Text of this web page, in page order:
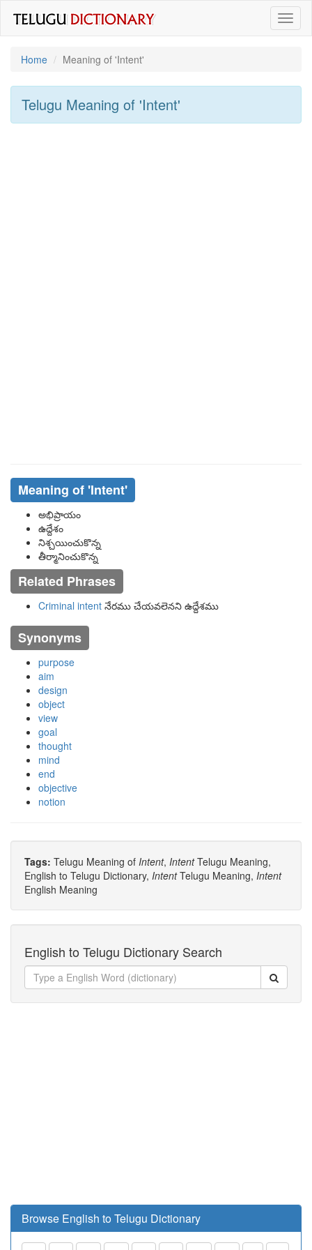
Home
Meaning of 'intent'
Telugu Meaning of 'intent'
Meaning of 'intent'
అభిప్రాయం
ఉద్దేశం
నిశ్చయించుకొన్న
తీర్మానించుకొన్న
Related Phrases
Criminal intent నేరము చేయవలెనని ఉద్దేశము
Synonyms
purpose
aim
design
object
view
goal
thought
mind
end
objective
notion
Tags: Telugu Meaning of Intent, IntentTelugu Meaning,
English to Telugu Dictionary, IntentTelugu Meaning, Intent
English Meaning
English to Telugu Dictionary Search
Browse English to Telugu Dictionary